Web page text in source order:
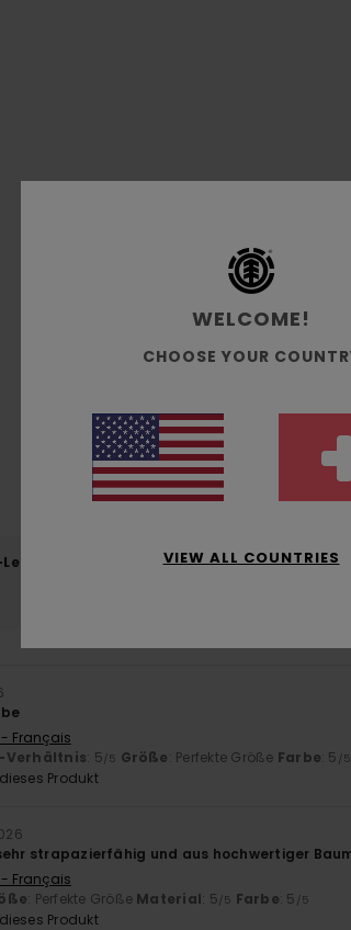
Durchschnittliche
5.0/5
basierend auf3 verifizierten Bewertungen
100% unserer Kunden empfehlen
Leistungs-Verhältnis
Größe
Français
Verhältnis: 5/5 Größe: Perfekte Größe Farbe: 5 /5
Produkt
strapazierfähig und aus hochwertiger
Français
: Perfekte Größe Material: 5/5 Farbe: 5 /5
Produkt
WELCOME!
CHOOSE YOUR
VIEW ALL COUNTRIES